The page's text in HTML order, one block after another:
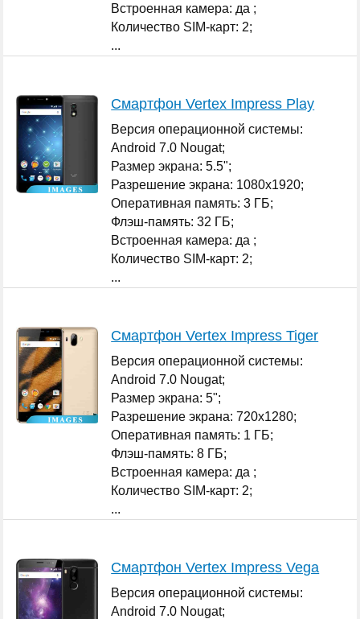
Встроенная камера: да ;
Количество SIM-карт: 2;
...
Смартфон Vertex Impress Play
Версия операционной системы:
Android 7.0 Nougat;
Размер экрана: 5.5";
Разрешение экрана: 1080x1920;
Оперативная память: 3 ГБ;
Флэш-память: 32 ГБ;
Встроенная камера: да ;
Количество SIM-карт: 2;
...
Смартфон Vertex Impress Tiger
Версия операционной системы:
Android 7.0 Nougat;
Размер экрана: 5";
Разрешение экрана: 720x1280;
Оперативная память: 1 ГБ;
Флэш-память: 8 ГБ;
Встроенная камера: да ;
Количество SIM-карт: 2;
...
Смартфон Vertex Impress Vega
Версия операционной системы:
Android 7.0 Nougat;